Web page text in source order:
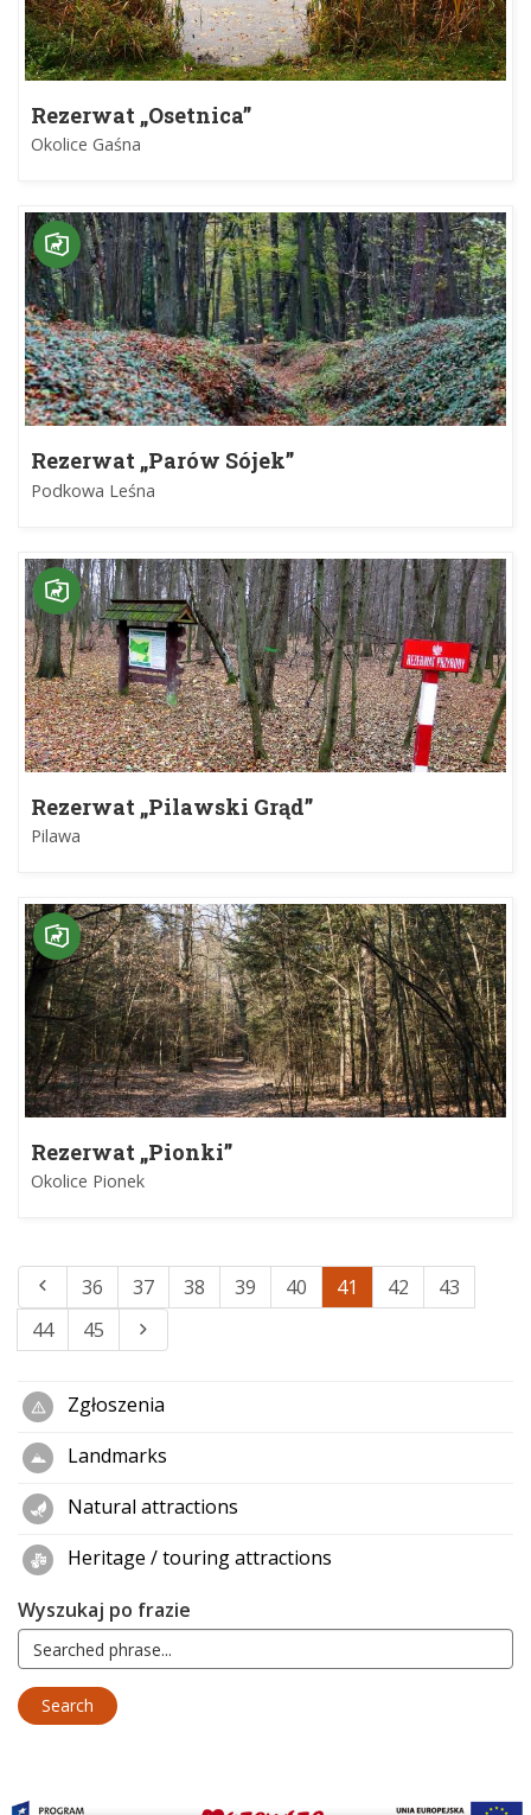
Rezerwat „Osetnica”
Okolice Gaśna
Rezerwat „Parów Sójek”
Podkowa Leśna
Rezerwat „Pilawski Grąd”
Pilawa
Rezerwat „Pionki”
Okolice Pionek
36 37 38 39 40 41 42
43
44
45
Zgłoszenia
Landmarks
Natural attractions
Heritage / touring attractions
Wyszukaj po frazie